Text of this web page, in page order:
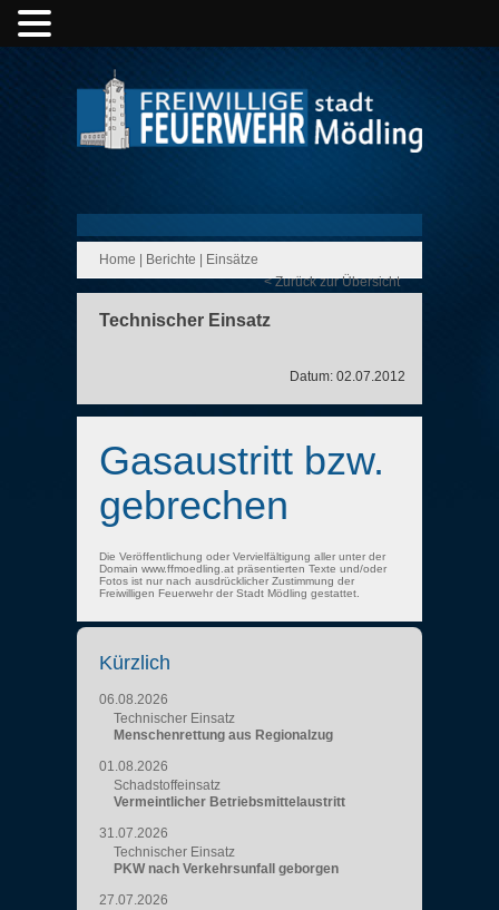
Home Berichte
Einsätze
< Zurück zur Übersicht
Technischer Einsatz
Datum: 02.07.2012
Gasaustritt bzw.
gebrechen
Die Veröffentlichung oder Vervielfältigung aller unter der
Domain www.ffmoedling.at präsentierten Texte und/oder
Fotos ist nur nach ausdrücklicher Zustimmung der
Freiwilligen Feuerwehr der Stadt Mödling gestattet.
Kürzlich
06.08.2026
Technischer Einsatz
Menschenrettung aus Regionalzug
01.08.2026
Schadstoffeinsatz
Vermeintlicher Betriebsmittelaustritt
31.07.2026
Technischer Einsatz
PKW nach Verkehrsunfall geborgen
27.07.2026